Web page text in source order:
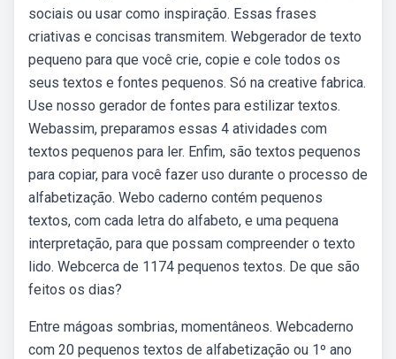
sociais ou usar como inspiração. Essas frases
criativas e concisas transmitem. Webgerador de texto
pequeno para que você crie, copie e cole todos os
seus textos e fontes pequenos. Só na creative fabrica.
Use nosso gerador de fontes para estilizar textos.
Webassim, preparamos essas 4 atividades com
textos pequenos para ler. Enfim, são textos pequenos
para copiar, para você fazer uso durante o processo de
alfabetização. Webo caderno contém pequenos
textos, com cada letra do alfabeto, e uma pequena
interpretação, para que possam compreender o texto
lido. Webcerca de 1174 pequenos textos. De que são
feitos os dias?
Entre mágoas sombrias, momentâneos. Webcaderno
com 20 pequenos textos de alfabetização ou 1º ano